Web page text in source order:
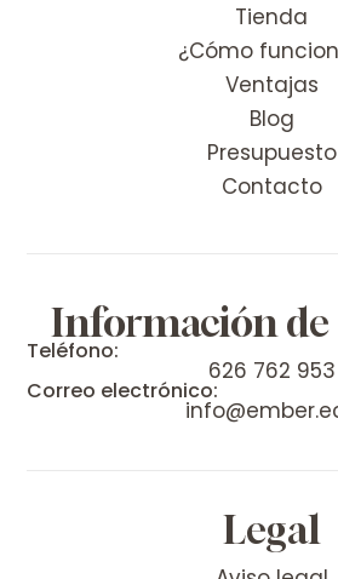
Tienda
¿Cómo
Ventajas
Blog
Presupuesto
Contacto
Información de
Teléfono:
626 762 953
Correo electrónico:
Legal